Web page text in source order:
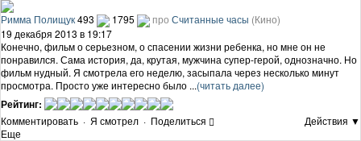
Римма Полищук493 1795 про Считанные часы (Кино)
19 декабря 2013 в 19:17
Конечно, фильм о серьезном, о спасении жизни ребенка, но мне он не
понравился. Сама история, да, крутая, мужчина супер-герой, однозначно. Но
фильм нудный. Я смотрела его неделю, засыпала через несколько минут
просмотра. Просто уже интересно было ...(читать далее)
Рейтинг:
Комментировать · Я смотрел · Поделиться
Действия ▼
Еще